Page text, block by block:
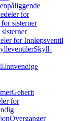
for
sisterner
for Innløpsventil
Skyll-
Innvendige
Geberit
for
Overganger